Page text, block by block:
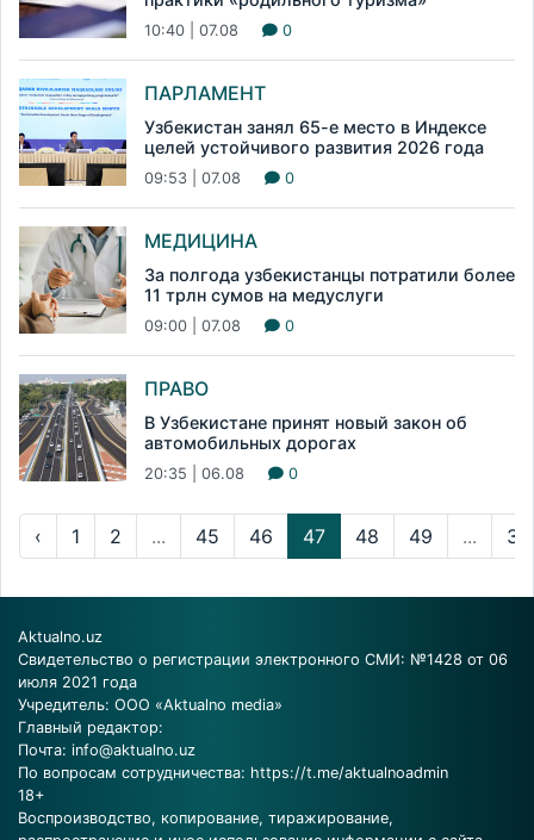
10:40 | 07.08 0
ПАРЛАМЕНТ
Узбекистан занял 65-е место в Индексе
целей устойчивого развития 2026 года
09:53 | 07.08 0
МЕДИЦИНА
За полгода узбекистанцы потратили более
11 трлн сумов на медуслуги
09:00 | 07.08 0
ПРАВО
В Узбекистане принят новый закон об
автомобильных дорогах
20:35 | 06.08 0
‹ 1 2 ... 45 46 47 48 49 ...
Aktualno.uz
Свидетельство о регистрации электронного СМИ: №1428 от 06
июля 2021 года
Учредитель: ООО «Aktualno media»
Главный редактор:
Почта: info@aktualno.uz
По вопросам сотрудничества: https://t.me/aktualnoadmin
18+
Воспроизводство, копирование, тиражирование,